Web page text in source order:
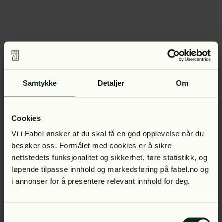
Samtykke Detaljer Om
Cookies
Vi i Fabel ønsker at du skal få en god opplevelse når du
besøker oss. Formålet med cookies er å sikre
nettstedets funksjonalitet og sikkerhet, føre statistikk, og
løpende tilpasse innhold og markedsføring på fabel.no og
i annonser for å presentere relevant innhold for deg.